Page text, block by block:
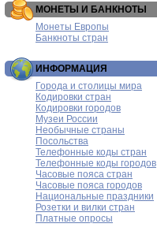
МОНЕТЫ И БАНКНОТЫ
Монеты Европы
Банкноты стран
ИНФОРМАЦИЯ
Города и столицы мира
Кодировки стран
Кодировки городов
Музеи России
Необычные страны
Посольства
Телефонные коды стран
Телефонные коды городов
Часовые пояса стран
Часовые пояса городов
Национальные праздники
Розетки и вилки стран
Платные опросы